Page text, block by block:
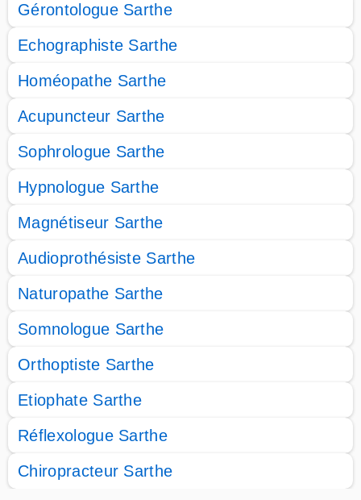
Gérontologue Sarthe
Echographiste Sarthe
Homéopathe Sarthe
Acupuncteur Sarthe
Sophrologue Sarthe
Hypnologue Sarthe
Magnétiseur Sarthe
Audioprothésiste Sarthe
Naturopathe Sarthe
Somnologue Sarthe
Orthoptiste Sarthe
Etiophate Sarthe
Réflexologue Sarthe
Chiropracteur Sarthe